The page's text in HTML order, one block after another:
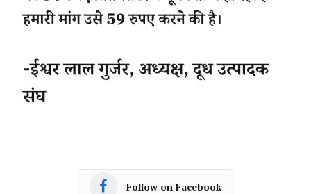
Follow on Facebook